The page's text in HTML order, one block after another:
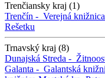
Trenčiansky kraj (1)
Trenčín - Verejná
Rešetku
Trnavský kraj (8)
Dunajská Streda -
Galanta - Galantská